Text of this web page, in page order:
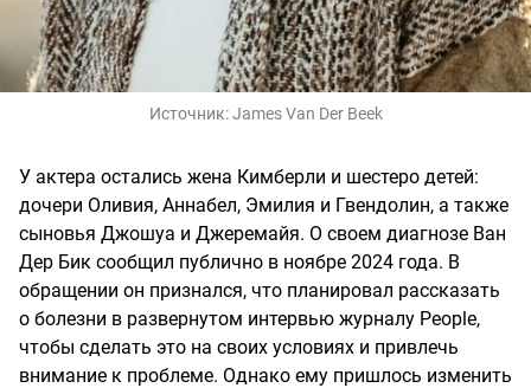
Источник:James Van Der Beek
У актера остались жена Кимберли и шестеро детей:
дочери Оливия, Аннабел, Эмилия и Гвендолин, а также
сыновья Джошуа и Джеремайя. О своем диагнозе Ван
Дер Бик сообщил публично в ноябре 2024 года. В
обращении он признался, что планировал рассказать
о болезни в развернутом интервью журналу People,
чтобы сделать это на своих условиях и привлечь
внимание к проблеме. Однако ему пришлось изменить